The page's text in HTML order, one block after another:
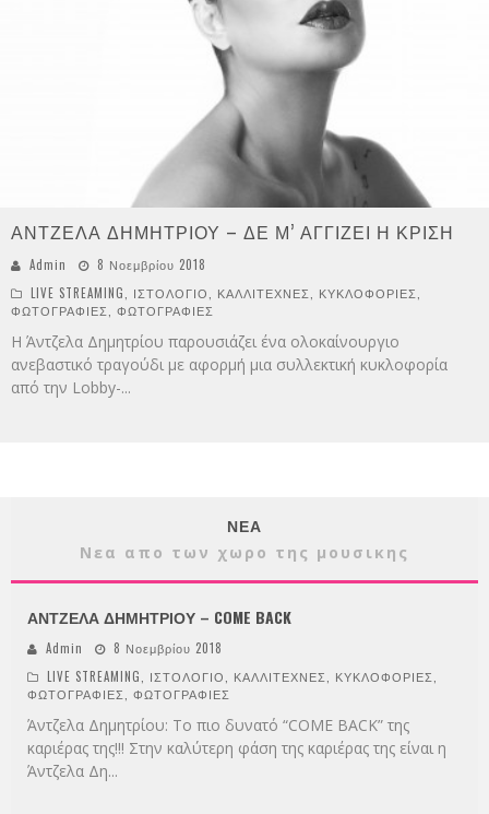
ΑΝΤΖΕΛΑ ΔΗΜΗΤΡΙΟΥ – ΔΕ Μ’ ΑΓΓΙΖΕΙ Η ΚΡΙΣΗ
Admin
8 Νοεμβρίου 2018
LIVE STREAMING, ΙΣΤΟΛΟΓΙΟ, ΚΑΛΛΙΤΕΧΝΕΣ, ΚΥΚΛΟΦΟΡΙΕΣ,
ΦΩΤΟΓΡΑΦΙΕΣ, ΦΩΤΟΓΡΑΦΙΕΣ
Η Άντζελα Δημητρίου παρουσιάζει ένα ολοκαίνουργιο
ανεβαστικό τραγούδι με αφορμή μια συλλεκτική κυκλοφορία
από την Lobby-...
ΝΕΑ
Νεα απο των χωρο της μουσικης
ΑΝΤΖΕΛΑ ΔΗΜΗΤΡΙΟΥ – COME BACK
Admin
8 Νοεμβρίου 2018
LIVE STREAMING, ΙΣΤΟΛΟΓΙΟ, ΚΑΛΛΙΤΕΧΝΕΣ, ΚΥΚΛΟΦΟΡΙΕΣ,
ΦΩΤΟΓΡΑΦΙΕΣ, ΦΩΤΟΓΡΑΦΙΕΣ
Άντζελα Δημητρίου: Το πιο δυνατό “COME BACK” της
καριέρας της!!! Στην καλύτερη φάση της καριέρας της είναι η
Άντζελα Δη...